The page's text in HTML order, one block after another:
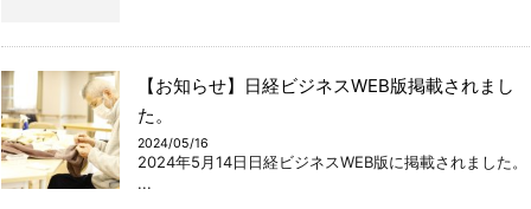
【お知らせ】日経ビジネスWEB版掲載されまし
た。
2024/05/16
2024年5月14日日経ビジネスWEB版に掲載されました。
...